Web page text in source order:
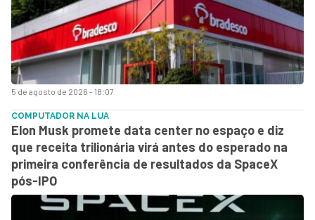
5 de agosto de 2026 - 18:07
COMPUTADOR NA LUA
Elon Musk promete data center no espaço e diz
que receita trilionária virá antes do esperado na
primeira conferência de resultados da SpaceX
pós-IPO